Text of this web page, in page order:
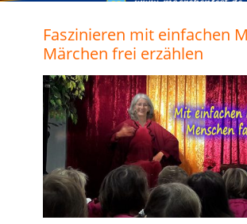
Faszinieren mit einfachen
Märchen frei erzählen